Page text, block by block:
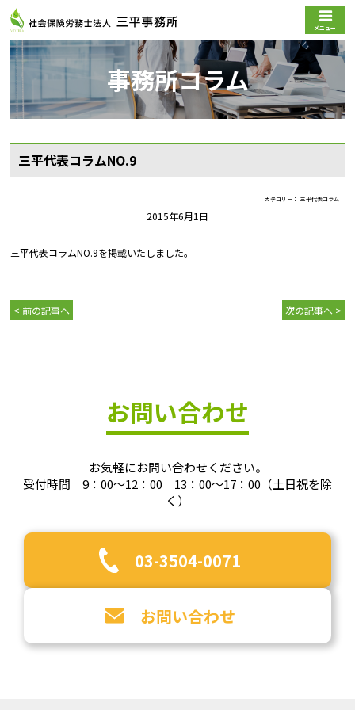
メニュー
事務所コラム
三平代表コラムNO.9
カテゴリー 三平代表コラム
2015年6月1日
三平代表コラムNO.9を掲載いたしました。
< 前の記事へ 次の記事へ >
お問い合わせ
お気軽にお問い合わせください。
受付時間 9：00～12：00 13：00～17：00（土日祝を除
く）
03-3504-0071
お問い合わせ